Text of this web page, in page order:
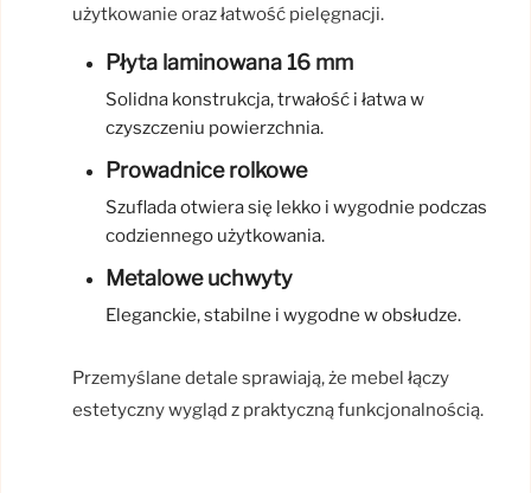
użytkowanie oraz łatwość pielęgnacji.
Płyta laminowana 16 mm
Solidna konstrukcja, trwałość i łatwa w
czyszczeniu powierzchnia.
Prowadnice rolkowe
Szuflada otwiera się lekko i wygodnie podczas
codziennego użytkowania.
Metalowe uchwyty
Eleganckie, stabilne i wygodne w obsłudze.
Przemyślane detale sprawiają, że mebel łączy
estetyczny wygląd z praktyczną funkcjonalnością.